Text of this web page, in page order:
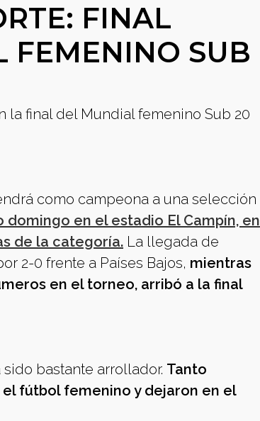
FINAL
FEMENINO SUB
la final del Mundial femenino Sub 20
como campeona a una selección
en el estadio El Campín, en
de la categoría. La llegada de
2-0 frente a Países Bajos, mientras
en el torneo, arribó a la final
bastante arrollador. Tanto
fútbol femenino y dejaron en el